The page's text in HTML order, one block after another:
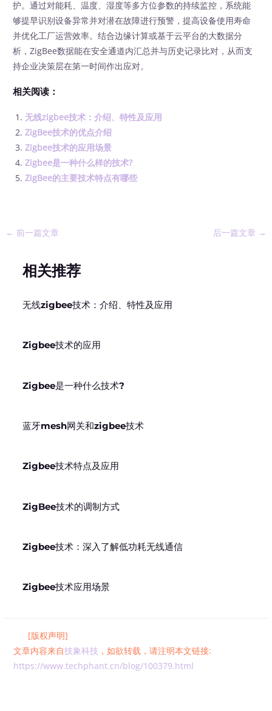
护。通过对能耗、温度、湿度等多方位参数的持续监控，系统能
够提早识别设备异常并对潜在故障进行预警，提高设备使用寿命
并优化工厂运营效率。结合边缘计算或基于云平台的大数据分
析，ZigBee数据能在安全通道内汇总并与历史记录比对，从而支
持企业决策层在第一时间作出应对。
相关阅读：
无线zigbee技术：介绍、特性及应用
ZigBee技术的优点介绍
Zigbee技术的应用场景
Zigbee是一种什么样的技术?
ZigBee的主要技术特点有哪些
← 前一篇文章 后一篇文章 →
相关推荐
无线zigbee技术：介绍、特性及应用
Zigbee技术的应用
Zigbee是一种什么技术?
蓝牙mesh网关和zigbee技术
Zigbee技术特点及应用
ZigBee技术的调制方式
Zigbee技术：深入了解低功耗无线通信
Zigbee技术应用场景
[版权声明]
文章内容来自技象科技 ，如欲转载，请注明本文链接:
https://www.techphant.cn/blog/100379.html